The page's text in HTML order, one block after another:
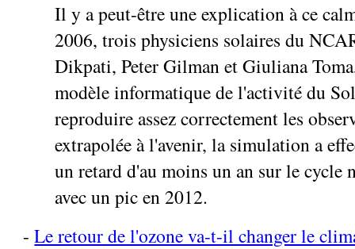
Il y a peut-être une explication à ce
2006, trois physiciens solaires du
Dikpati, Peter Gilman et Giuliana
modèle informatique de l'activité du
reproduire assez correctement les
extrapolée à l'avenir, la simulation a
un retard d'au moins un an sur le cycle
avec un pic en 2012.
-Le retour de l'ozone va-t-il changer le